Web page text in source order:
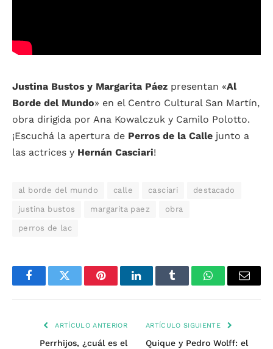
Justina Bustos y Margarita Páez presentan «Al
Borde del Mundo» en el Centro Cultural San Martín,
obra dirigida por Ana Kowalczuk y Camilo Polotto.
¡Escuchá la apertura de Perros de la Calle junto a
las actrices y Hernán Casciari!
al borde del mundo calle casciari destacado
justina bustos margarita paez obra
perros de lac
FacebookTwitter PinterestLinkedInTumblr WhatsAppEmail
ARTÍCULO ANTERIOR
Perrhijos, ¿cuál es el
ARTÍCULO SIGUIENTE
Quique y Pedro Wolff: el